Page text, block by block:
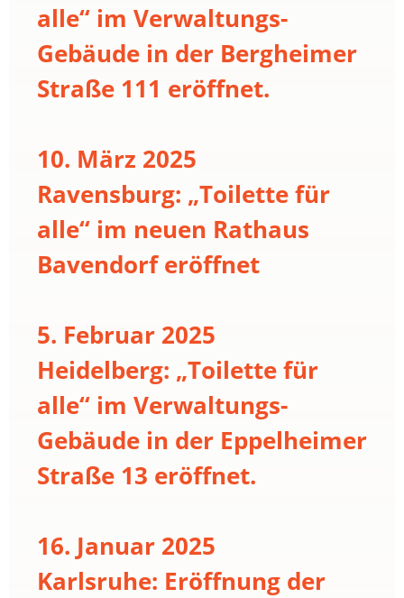
alle“ im Verwaltungs-
Gebäude in der Bergheimer
Straße 111 eröffnet.
10. März 2025
Ravensburg: „Toilette für
alle“ im neuen Rathaus
Bavendorf eröffnet
5. Februar 2025
Heidelberg: „Toilette für
alle“ im Verwaltungs-
Gebäude in der Eppelheimer
Straße 13 eröffnet.
16. Januar 2025
Karlsruhe: Eröffnung der